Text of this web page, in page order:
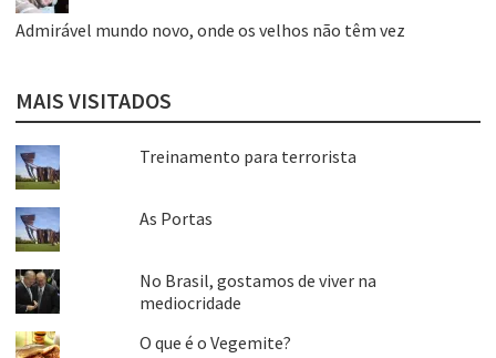
Admirável mundo novo, onde os velhos não têm vez
MAIS VISITADOS
Treinamento para terrorista
As Portas
No Brasil, gostamos de viver na
mediocridade
O que é o Vegemite?